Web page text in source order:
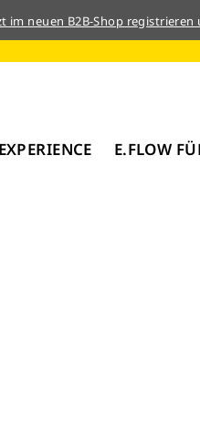
im neuen B2B-Shop
E.FLOW